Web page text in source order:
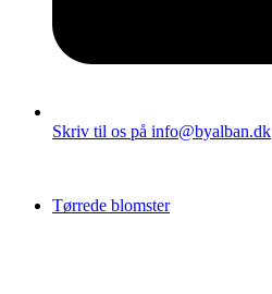
Skriv til os på info@byalban.dk
Tørrede blomster